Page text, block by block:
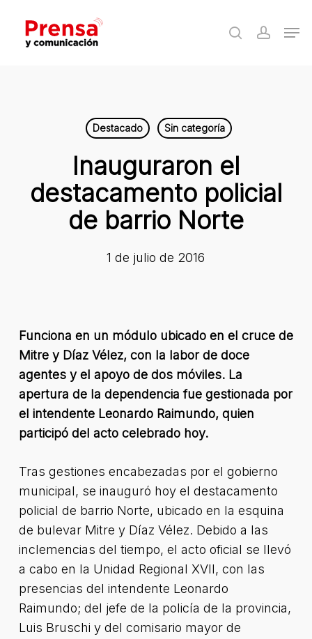
main
search
Destacado Sin categoría
Inauguraron el
destacamento policial
de barrio Norte
1 de julio de 2016
Funciona en un módulo ubicado en el cruce de
Mitre y Díaz Vélez, con la labor de doce
agentes y el apoyo de dos móviles. La
apertura de la dependencia fue gestionada por
el intendente Leonardo Raimundo, quien
participó del acto celebrado hoy.
Tras gestiones encabezadas por el gobierno
municipal, se inauguró hoy el destacamento
policial de barrio Norte, ubicado en la esquina
de bulevar Mitre y Díaz Vélez. Debido a las
inclemencias del tiempo, el acto oficial se llevó
a cabo en la Unidad Regional XVII, con las
presencias del intendente Leonardo
Raimundo; del jefe de la policía de la provincia,
Luis Bruschi y del comisario mayor de